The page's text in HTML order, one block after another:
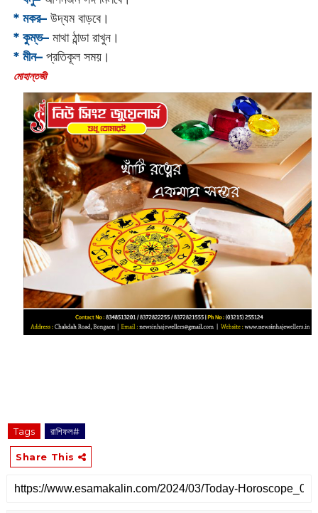
* মকর–উদ্যম বাড়বে।‌
* কুম্ভ–মাথা ঠান্ডা রাখুন।
* মীন–প্রতিকূল সময়।
‌মোহান্তজী‌‌‌‌‌‌‌‌‌‌‌‌‌‌‌‌‌
Tags রাশিফল#
Share This